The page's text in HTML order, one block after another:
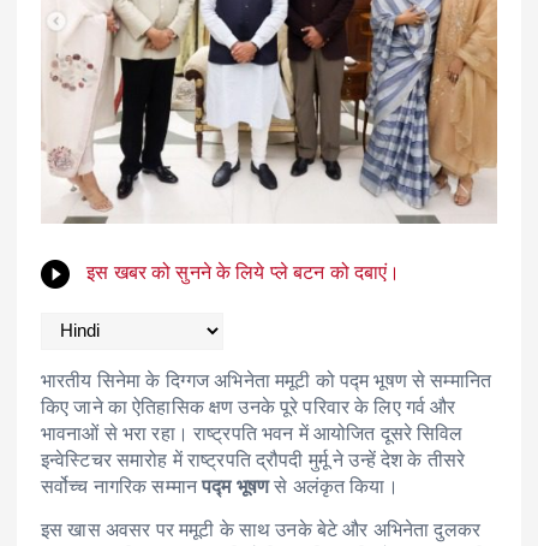
इस खबर को सुनने के लिये प्ले बटन को दबाएं।
भारतीय सिनेमा के दिग्गज अभिनेता ममूटी को पद्म भूषण से सम्मानित
किए जाने का ऐतिहासिक क्षण उनके पूरे परिवार के लिए गर्व और
भावनाओं से भरा रहा। राष्ट्रपति भवन में आयोजित दूसरे सिविल
इन्वेस्टिचर समारोह में राष्ट्रपति द्रौपदी मुर्मू ने उन्हें देश के तीसरे
सर्वोच्च नागरिक सम्मानपद्म भूषणसे अलंकृत किया।
इस खास अवसर पर ममूटी के साथ उनके बेटे और अभिनेता दुलकर